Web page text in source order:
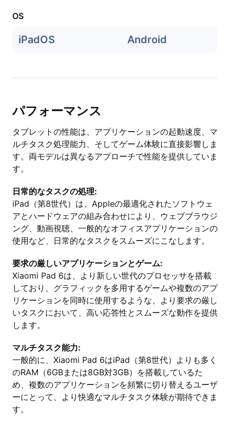
OS
iPadOS Android
パフォーマンス
タブレットの性能は、アプリケーションの起動速度、マ
ルチタスク処理能力、そしてゲーム体験に直接影響しま
す。両モデルは異なるアプローチで性能を提供していま
す。
日常的なタスクの処理:
iPad（第8世代）は、Appleの最適化されたソフトウェ
アとハードウェアの組み合わせにより、ウェブブラウジ
ング、動画視聴、一般的なオフィスアプリケーションの
使用など、日常的なタスクをスムーズにこなします。
要求の厳しいアプリケーションとゲーム:
Xiaomi Pad 6は、より新しい世代のプロセッサを搭載
しており、グラフィックを多用するゲームや複数のアプ
リケーションを同時に使用するような、より要求の厳し
いタスクにおいて、高い応答性とスムーズな動作を提供
します。
マルチタスク能力:
一般的に、Xiaomi Pad 6はiPad（第8世代）よりも多く
のRAM（6GBまたは8GB対3GB）を搭載しているた
め、複数のアプリケーションを頻繁に切り替えるユーザ
ーにとって、より快適なマルチタスク体験が期待できま
す。